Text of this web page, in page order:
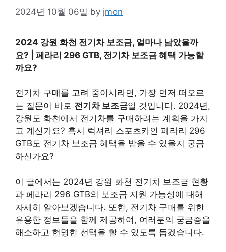
2024년 10월 06일 by jmon
2024 강원 화천 전기차 보조금, 얼마나 남았을까
요? | 페라리 296 GTB, 전기차 보조금 혜택 가능할
까요?
전기차 구매를 고려 중이시라면, 가장 먼저 떠오르
는 질문이 바로 전기차 보조금일 것입니다. 2024년,
강원도 화천에서 전기차를 구매하려는 계획을 가지
고 계신가요? 혹시 럭셔리 스포츠카인 페라리 296
GTB도 전기차 보조금 혜택을 받을 수 있을지 궁금
하신가요?
이 글에서는 2024년 강원 화천 전기차 보조금 현황
과 페라리 296 GTB의 보조금 지원 가능성에 대해
자세히 알아보겠습니다. 또한, 전기차 구매를 위한
유용한 정보들을 함께 제공하여, 여러분의 궁금증을
해소하고 현명한 선택을 할 수 있도록 돕겠습니다.